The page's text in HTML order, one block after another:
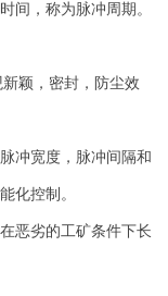
间，称为脉冲周期。
颖，密封，防尘效
冲宽度，脉冲间隔和
化控制。
恶劣的工矿条件下长